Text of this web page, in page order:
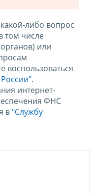
либо вопрос
том числе
или
воспользоваться
.
интернет-
ФНС
в "Службу